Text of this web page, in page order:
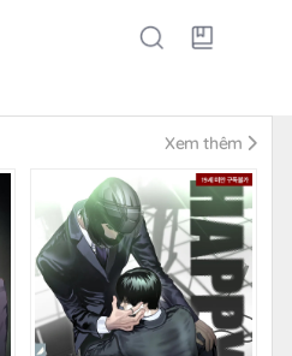
Xem thêm